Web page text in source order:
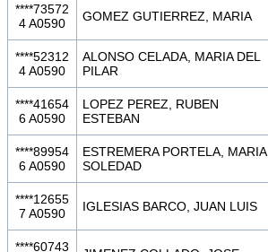
****73572
4 A0590
GOMEZ GUTIERREZ, MARIA
****52312
4 A0590
ALONSO CELADA, MARIA DEL
PILAR
****41654
6 A0590
LOPEZ PEREZ, RUBEN
ESTEBAN
****89954
6 A0590
ESTREMERA PORTELA, MARIA
SOLEDAD
****12655
7 A0590
IGLESIAS BARCO, JUAN LUIS
****60743